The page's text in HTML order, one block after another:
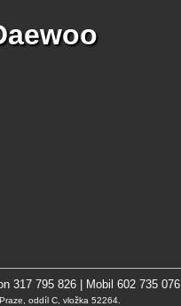
317 795 826 | Mobil 602 735 076
oddíl C, vložka 52264.